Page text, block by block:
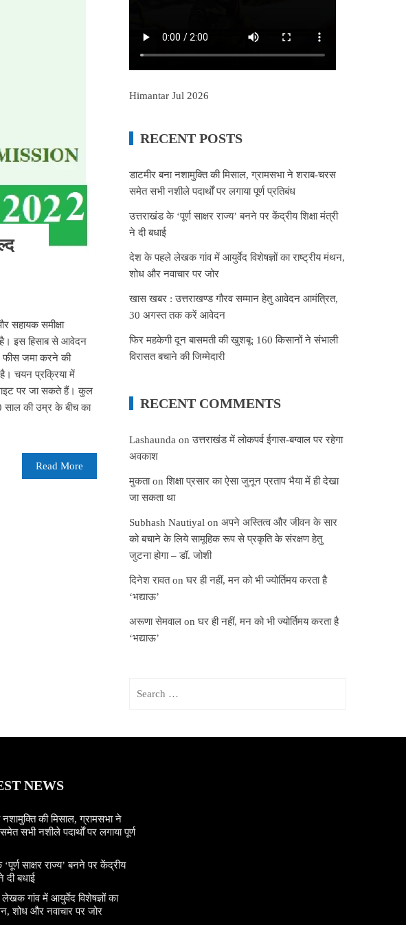
सहायक समीक्षा
है। इस हिसाब से आवेदन
जमा करने की
है। चयन प्रक्रिया में
पर जा सकते हैं। कुल
साल की उम्र के बीच का
Read More
Himantar Jul 2026
RECENT POSTS
डाटमीर बना नशामुक्ति की मिसाल, ग्रामसभा ने शराब-चरस
समेत सभी नशीले पदार्थों पर लगाया पूर्ण प्रतिबंध
उत्तराखंड के ‘पूर्ण साक्षर राज्य’ बनने पर केंद्रीय शिक्षा मंत्री
ने दी बधाई
देश के पहले लेखक गांव में आयुर्वेद विशेषज्ञों का राष्ट्रीय मंथन,
शोध और नवाचार पर जोर
खास खबर : उत्तराखण्ड गौरव सम्मान हेतु आवेदन आमंत्रित,
30 अगस्त तक करें आवेदन
फिर महकेगी दून बासमती की खुशबू: 160 किसानों ने संभाली
विरासत बचाने की जिम्मेदारी
RECENT COMMENTS
Lashaunda onउत्तराखंड में लोकपर्व ईगास-बग्वाल पर रहेगा
अवकाश
मुकताonशिक्षा प्रसार का ऐसा जुनून प्रताप भैया में ही देखा
जा सकता था
Subhash Nautiyal onअपने अस्तित्व और जीवन के सार
को बचाने के लिये सामूहिक रूप से प्रकृति के संरक्षण हेतु
जुटना होगा – डॉ. जोशी
दिनेश रावतonघर ही नहीं, मन को भी ज्योर्तिमय करता है
‘भद्याऊ’
अरूणा सेमवाल onघर ही नहीं, मन को भी ज्योर्तिमय करता है
‘भद्याऊ’
NEWS
नशामुक्ति की मिसाल, ग्रामसभा ने
सभी नशीले पदार्थों पर लगाया पूर्ण
साक्षर राज्य’ बनने पर केंद्रीय
दी बधाई
गांव में आयुर्वेद विशेषज्ञों का
शोध और नवाचार पर जोर